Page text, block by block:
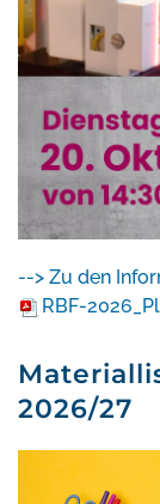
--> Zu den
RBF-
2026/27